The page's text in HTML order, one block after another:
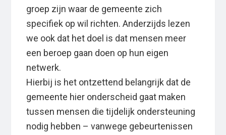
groep zijn waar de gemeente zich
specifiek op wil richten. Anderzijds lezen
we ook dat het doel is dat mensen meer
een beroep gaan doen op hun eigen
netwerk.
Hierbij is het ontzettend belangrijk dat de
gemeente hier onderscheid gaat maken
tussen mensen die tijdelijk ondersteuning
nodig hebben – vanwege gebeurtenissen